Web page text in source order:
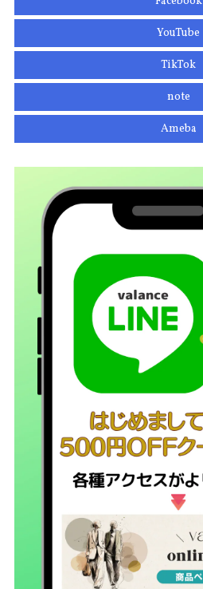
YouTube
TikTok
note
Ameba